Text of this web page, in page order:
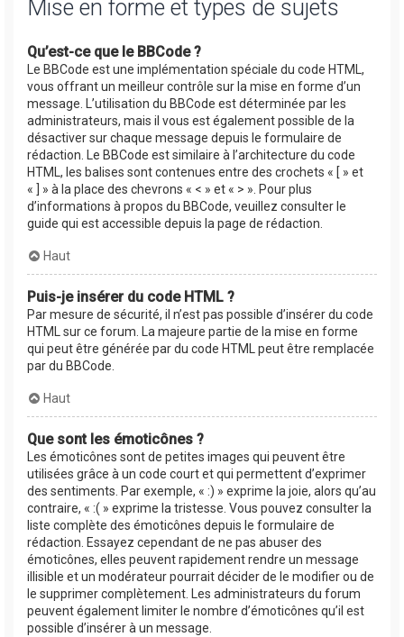
Mise en forme et types de sujets
Qu’est-ce que le BBCode ?
Le BBCode est une implémentation spéciale du code HTML,
vous offrant un meilleur contrôle sur la mise en forme d’un
message. L’utilisation du BBCode est déterminée par les
administrateurs, mais il vous est également possible de la
désactiver sur chaque message depuis le formulaire de
rédaction. Le BBCode est similaire à l’architecture du code
HTML, les balises sont contenues entre des crochets « [ » et
« ] » à la place des chevrons « < » et « > ». Pour plus
d’informations à propos du BBCode, veuillez consulter le
guide qui est accessible depuis la page de rédaction.
Haut
Puis-je insérer du code HTML ?
Par mesure de sécurité, il n’est pas possible d’insérer du code
HTML sur ce forum. La majeure partie de la mise en forme
qui peut être générée par du code HTML peut être remplacée
par du BBCode.
Haut
Que sont les émoticônes ?
Les émoticônes sont de petites images qui peuvent être
utilisées grâce à un code court et qui permettent d’exprimer
des sentiments. Par exemple, « :) » exprime la joie, alors qu’au
contraire, « :( » exprime la tristesse. Vous pouvez consulter la
liste complète des émoticônes depuis le formulaire de
rédaction. Essayez cependant de ne pas abuser des
émoticônes, elles peuvent rapidement rendre un message
illisible et un modérateur pourrait décider de le modifier ou de
le supprimer complètement. Les administrateurs du forum
peuvent également limiter le nombre d’émoticônes qu’il est
possible d’insérer à un message.